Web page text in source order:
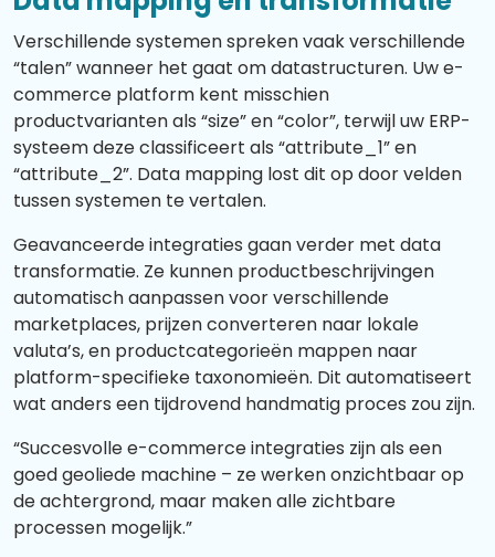
Verschillende systemen spreken vaak verschillende
“talen” wanneer het gaat om datastructuren. Uw e-
commerce platform kent misschien
productvarianten als “size” en “color”, terwijl uw ERP-
systeem deze classificeert als “attribute_1” en
“attribute_2”. Data mapping lost dit op door velden
tussen systemen te vertalen.
Geavanceerde integraties gaan verder met data
transformatie. Ze kunnen productbeschrijvingen
automatisch aanpassen voor verschillende
marketplaces, prijzen converteren naar lokale
valuta’s, en productcategorieën mappen naar
platform-specifieke taxonomieën. Dit automatiseert
wat anders een tijdrovend handmatig proces zou zijn.
“Succesvolle e-commerce integraties zijn als een
goed geoliede machine – ze werken onzichtbaar op
de achtergrond, maar maken alle zichtbare
processen mogelijk.”